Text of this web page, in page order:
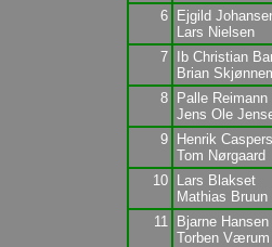
6
Ejgild
Lars Nielsen
7
Ib Christian
Brian
8
Palle Reimann
Jens Ole
9
Henrik
Tom Nørgaard
10
Lars Blakset
Mathias Bruun
11
Bjarne Hansen
Torben Værum